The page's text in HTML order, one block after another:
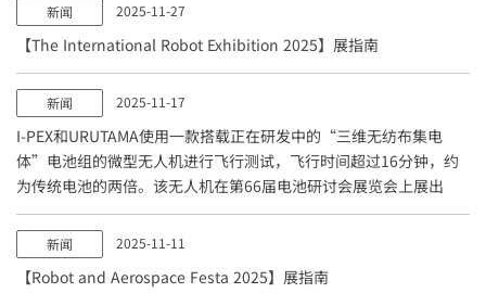
新闻 2025-11-27
【The International Robot Exhibition 2025】展指南
新闻 2025-11-17
I-PEX和URUTAMA使用一款搭载正在研发中的“三维无纺布集电
体”电池组的微型无人机进行飞行测试，飞行时间超过16分钟，约
为传统电池的两倍。该无人机在第66届电池研讨会展览会上展出
新闻 2025-11-11
【Robot and Aerospace Festa 2025】展指南